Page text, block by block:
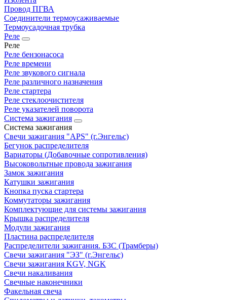
Провод ПГВА
Соединители термоусаживаемые
Термоусадочная трубка
Реле
Реле
Реле бензонасоса
Реле времени
Реле звукового сигнала
Реле различного назначения
Реле стартера
Реле стеклоочистителя
Реле указателей поворота
Система зажигания
Система зажигания
Свечи зажигания "APS" (г.Энгельс)
Бегунок распределителя
Вариаторы (Добавочные сопротивления)
Высоковольтные провода зажигания
Замок зажигания
Катушки зажигания
Кнопка пуска стартера
Коммутаторы зажигания
Комплектующие для системы зажигания
Крышка распределителя
Модули зажигания
Пластина распределителя
Распределители зажигания. БЗС (Трамберы)
Свечи зажигания "ЭЗ" (г.Энгельс)
Свечи зажигания KGV, NGK
Свечи накаливания
Свечные наконечники
Факельная свеча